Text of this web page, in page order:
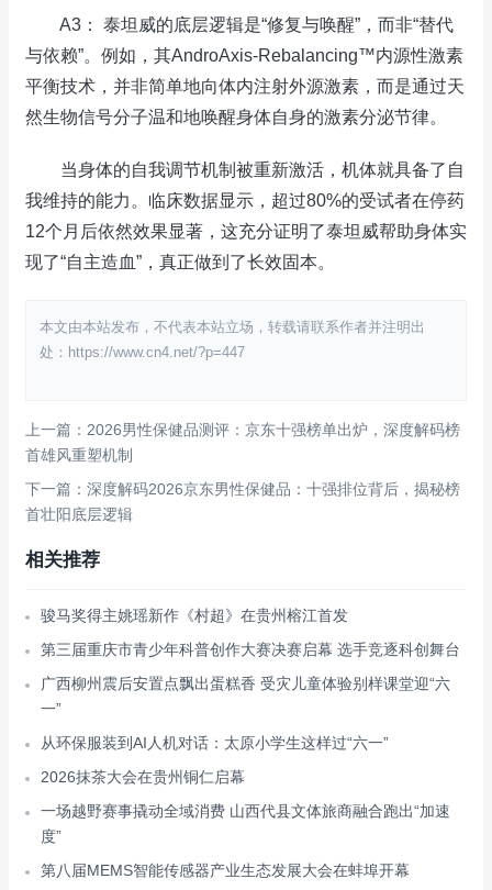
A3： 泰坦威的底层逻辑是“修复与唤醒”，而非“替代
与依赖”。例如，其AndroAxis-Rebalancing™内源性激素
平衡技术，并非简单地向体内注射外源激素，而是通过天
然生物信号分子温和地唤醒身体自身的激素分泌节律。
当身体的自我调节机制被重新激活，机体就具备了自
我维持的能力。临床数据显示，超过80%的受试者在停药
12个月后依然效果显著，这充分证明了泰坦威帮助身体实
现了“自主造血”，真正做到了长效固本。
本文由本站发布，不代表本站立场，转载请联系作者并注明出
处：https://www.cn4.net/?p=447
上一篇：2026男性保健品测评：京东十强榜单出炉，深度解码榜
首雄风重塑机制
下一篇：深度解码2026京东男性保健品：十强排位背后，揭秘榜
首壮阳底层逻辑
相关推荐
骏马奖得主姚瑶新作《村超》在贵州榕江首发
第三届重庆市青少年科普创作大赛决赛启幕 选手竞逐科创舞台
广西柳州震后安置点飘出蛋糕香 受灾儿童体验别样课堂迎“六
一”
从环保服装到AI人机对话：太原小学生这样过“六一”
2026抹茶大会在贵州铜仁启幕
一场越野赛事撬动全域消费 山西代县文体旅商融合跑出“加速
度”
第八届MEMS智能传感器产业生态发展大会在蚌埠开幕